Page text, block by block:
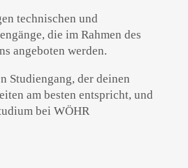
technischen und
die im Rahmen des
angeboten werden.
Studiengang, der deinen
am besten entspricht, und
bei WÖHR